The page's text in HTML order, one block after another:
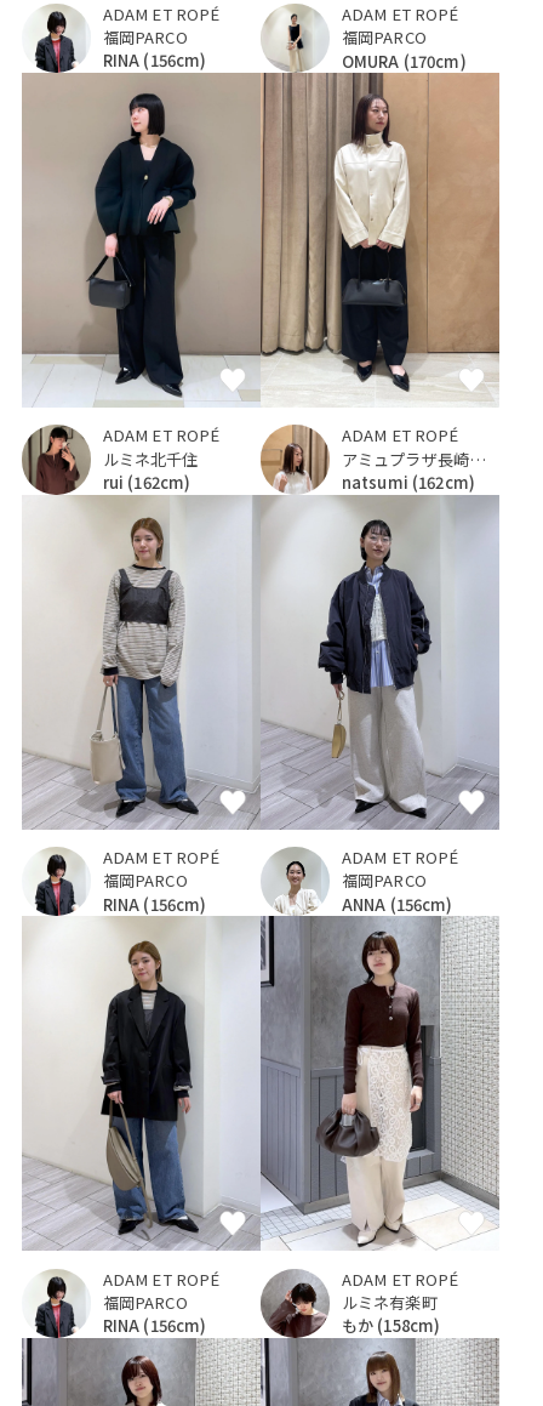
ADAM ET ROPÉ
福岡PARCO
RINA (156cm)
ADAM ET ROPÉ
福岡PARCO
OMURA (170cm)
ADAM ET ROPÉ
ルミネ北千住
rui (162cm)
ADAM ET ROPÉ
アミュプラザ長崎新館
natsumi (162cm)
ADAM ET ROPÉ
福岡PARCO
RINA (156cm)
ADAM ET ROPÉ
福岡PARCO
ANNA (156cm)
ADAM ET ROPÉ
福岡PARCO
RINA (156cm)
ADAM ET ROPÉ
ルミネ有楽町
もか (158cm)